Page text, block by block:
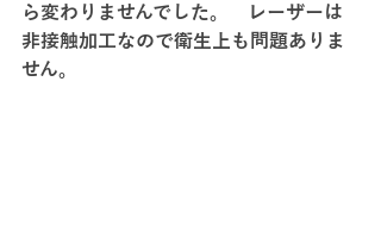
ら変わりませんでした。　レーザーは
非接触加工なので衛生上も問題ありま
せん。